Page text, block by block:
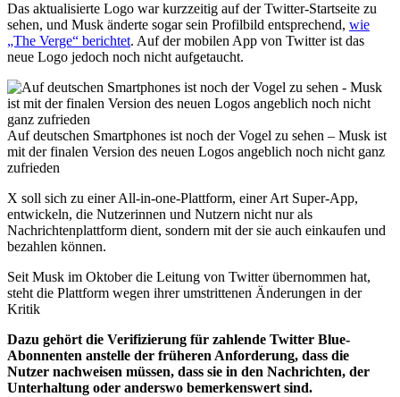
Das aktualisierte Logo war kurzzeitig auf der Twitter-Startseite zu
sehen, und Musk änderte sogar sein Profilbild entsprechend, wie
„The Verge“ berichtet. Auf der mobilen App von Twitter ist das
neue Logo jedoch noch nicht aufgetaucht.
Auf deutschen Smartphones ist noch der Vogel zu sehen – Musk ist
mit der finalen Version des neuen Logos angeblich noch nicht ganz
zufrieden
X soll sich zu einer All-in-one-Plattform, einer Art Super-App,
entwickeln, die Nutzerinnen und Nutzern nicht nur als
Nachrichtenplattform dient, sondern mit der sie auch einkaufen und
bezahlen können.
Seit Musk im Oktober die Leitung von Twitter übernommen hat,
steht die Plattform wegen ihrer umstrittenen Änderungen in der
Kritik
Dazu gehört die Verifizierung für zahlende Twitter Blue-
Abonnenten anstelle der früheren Anforderung, dass die
Nutzer nachweisen müssen, dass sie in den Nachrichten, der
Unterhaltung oder anderswo bemerkenswert sind.